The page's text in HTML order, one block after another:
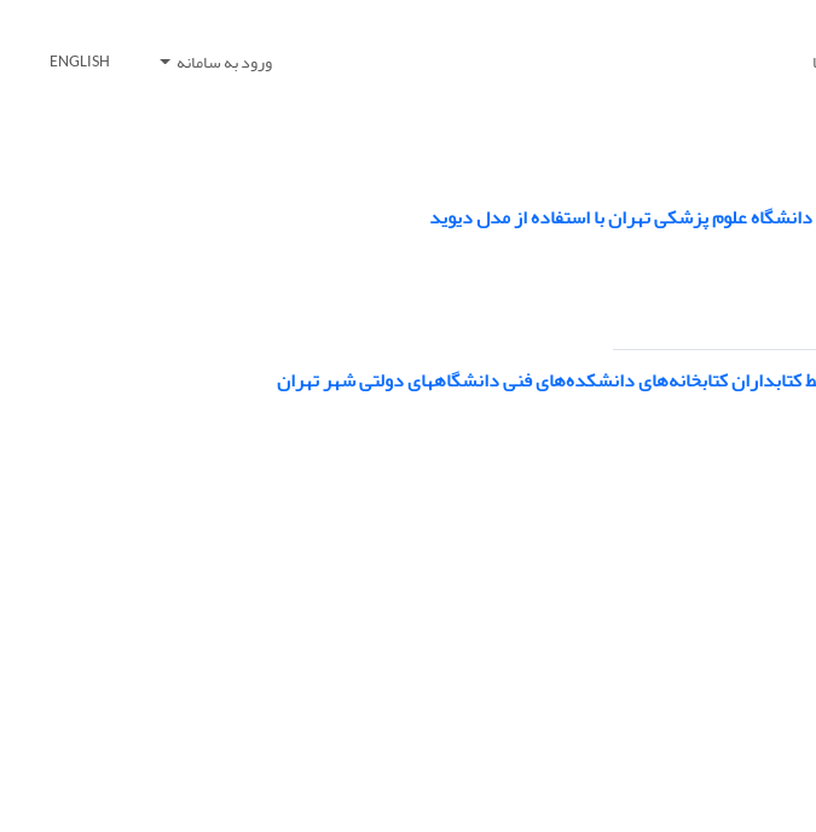
ورود به سامانه ENGLISH
علوم پزشکی تهران با استفاده از مدل دیوید
کتابخانه‌های دانشکده‌های فنی دانشگاههای دولتی شهر تهران